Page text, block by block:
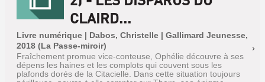
CLAIRD...
Livre numérique | Dabos, Christelle | Gallimard Jeunesse,
2018 (La Passe-miroir)
Fraîchement promue vice-conteuse, Ophélie découvre à ses
dépens les haines et les complots qui couvent sous les
plafonds dorés de la Citacielle. Dans cette situation toujours